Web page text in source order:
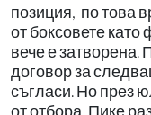
позиция, по това
от боксовете
вече е затворена.
договор за
съгласи. Но през
от отбора, Пике